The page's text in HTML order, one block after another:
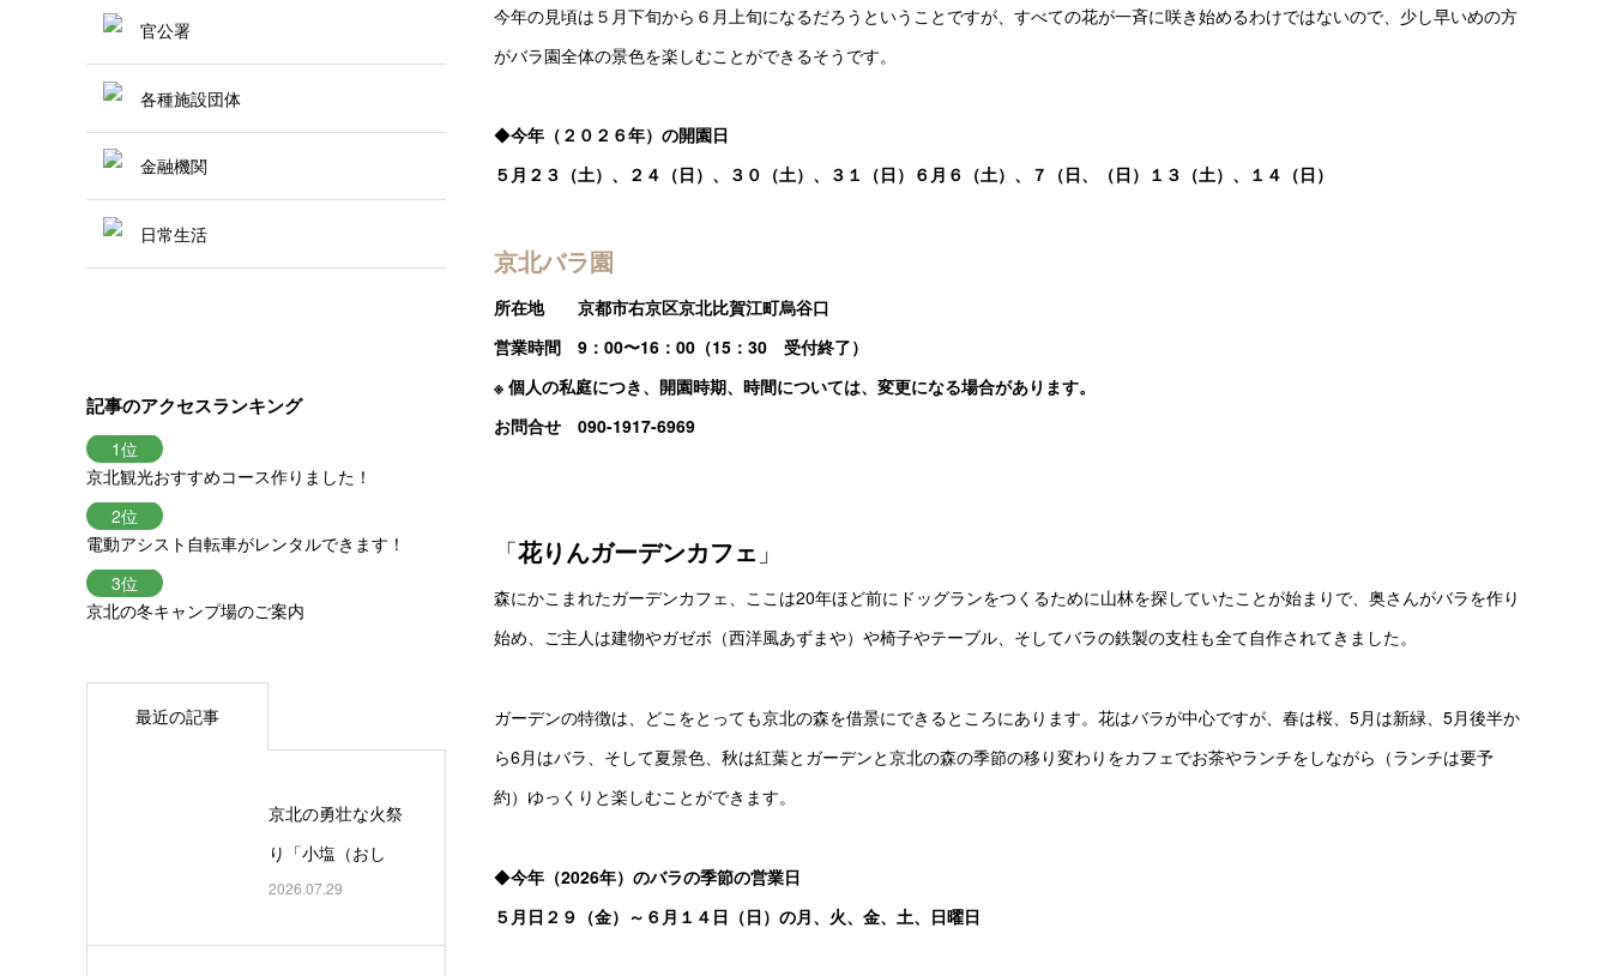
今年の見頃は５月下旬から６月上旬になるだろうということですが、すべての花が一斉に咲き始めるわけではないので、少し早いめの方
がバラ園全体の景色を楽しむことができるそうです。
◆今年（２０２６年）の開園日
５月２３（土）、２４（日）、３０（土）、３１（日）６月６（土）、７（日、（日）１３（土）、１４（日）
京北バラ園
所在地 京都市右京区京北比賀江町烏谷口
営業時間 9：00〜16：00（15：30 受付終了）
※ 個人の私庭につき、開園時期、時間については、変更になる場合があります。
お問合せ 090-1917-6969
「花りんガーデンカフェ 」
森にかこまれたガーデンカフェ、ここは20年ほど前にドッグランをつくるために山林を探していたことが始まりで、奥さんがバラを作り
始め、ご主人は建物やガゼボ（西洋風あずまや）や椅子やテーブル、そしてバラの鉄製の支柱も全て自作されてきました。
ガーデンの特徴は、どこをとっても京北の森を借景にできるところにあります。花はバラが中心ですが、春は桜、5月は新緑、5月後半か
ら6月はバラ、そして夏景色、秋は紅葉とガーデンと京北の森の季節の移り変わりをカフェでお茶やランチをしながら（ランチは要予
約）ゆっくりと楽しむことができます。
◆今年（2026年）のバラの季節の営業日
５月日２９（金）～６月１４日（日）の月、火、金、土、日曜日
官公署
各種施設団体
金融機関
日常生活
記事のアクセスランキング
京北観光おすすめコース作りました！
電動アシスト自転車がレンタルできます！
京北の冬キャンプ場のご案内
最近の記事
京北の勇壮な火祭
り「小塩（おし
お）の上げ松」
2026.07.29